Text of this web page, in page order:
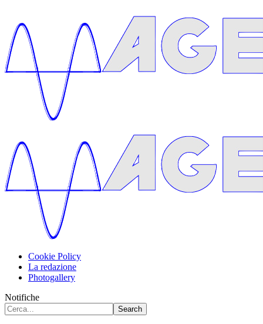
Cookie Policy
La redazione
Photogallery
Notifiche